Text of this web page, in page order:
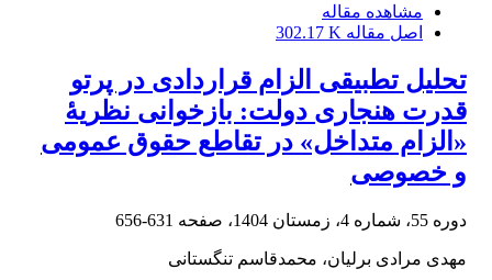
مشاهده مقاله
اصل مقاله 302.17 K
تحلیل تطبیقی الزام قراردادی در پرتو
قدرت هنجاری دولت: بازخوانی نظریۀ
«الزام متداخل» در تقاطع حقوق عمومی
و خصوصی
دوره 55، شماره 4، زمستان 1404، صفحه 631-656
مهدی مرادی برلیان، محمدقاسم تنگستانی